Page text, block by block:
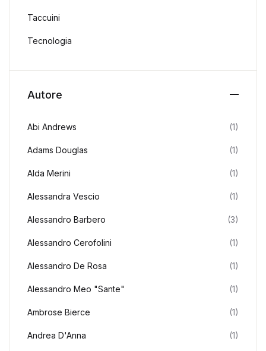
Taccuini
Tecnologia
Autore
Abi Andrews (1)
Adams Douglas (1)
Alda Merini (1)
Alessandra Vescio (1)
Alessandro Barbero (3)
Alessandro Cerofolini (1)
Alessandro De Rosa (1)
Alessandro Meo "Sante" (1)
Ambrose Bierce (1)
Andrea D'Anna (1)